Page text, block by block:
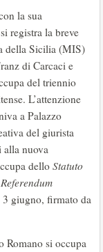
la sua
registra la breve
della Sicilia (MIS)
di Carcaci e
del triennio
L’attenzione
a Palazzo
del giurista
alla nuova
dello Statuto
giugno, firmato da
Romano si occupa